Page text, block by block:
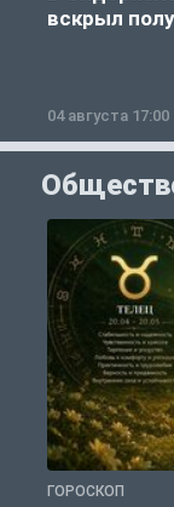
вскрыл
04 августа 17:00
ГОРОСКОП